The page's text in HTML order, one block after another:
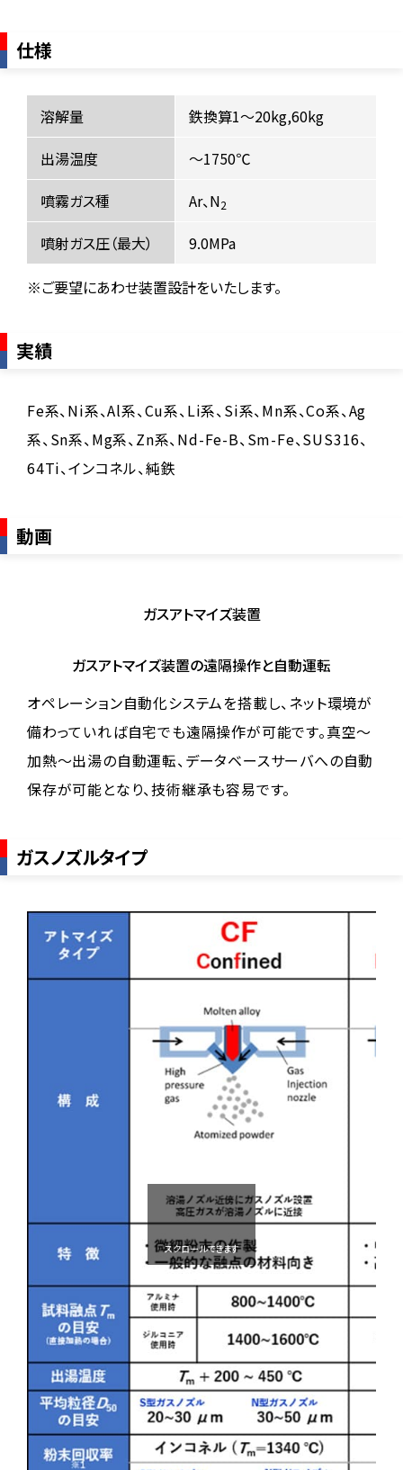
仕様
溶解量
鉄換算1～20kg,60kg
出湯温度
～1750℃
噴霧ガス種
Ar、N2
噴射ガス圧（最大） 9.0MPa
※ご要望にあわせ装置設計をいたします。
実績
Fe系、Ni系、Al系、Cu系、Li系、Si系、Mn系、Co系、Ag
系、Sn系、Mg系、Zn系、Nd-Fe-B、Sm-Fe、SUS316、
64Ti、インコネル、純鉄
動画
ガスアトマイズ装置
ガスアトマイズ装置の遠隔操作と自動運転
オペレーション自動化システムを搭載し、ネット環境が
備わっていれば自宅でも遠隔操作が可能です。真空～
加熱～出湯の自動運転、データベースサーバへの自動
保存が可能となり、技術継承も容易です。
ガスノズルタイプ
スクロールできます